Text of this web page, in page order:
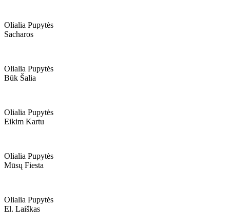
Olialia Pupytės
Sacharos
Olialia Pupytės
Būk Šalia
Olialia Pupytės
Eikim Kartu
Olialia Pupytės
Mūsų Fiesta
Olialia Pupytės
El. Laiškas